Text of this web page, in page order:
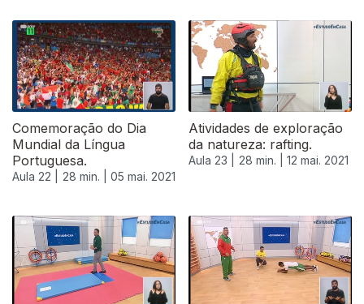
Comemoração do Dia
Mundial da Língua
Portuguesa.
Aula 22 | 28 min. | 05 mai. 2021
Atividades de exploração
da natureza: rafting.
Aula 23 | 28 min. | 12 mai. 2021
543239